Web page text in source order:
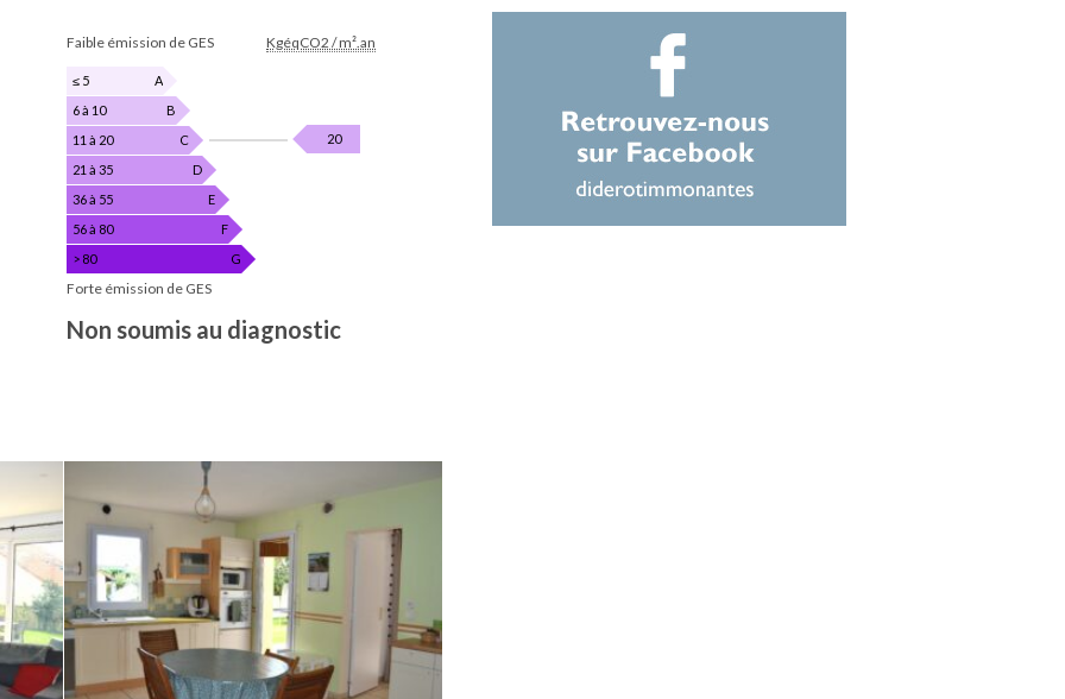
DE
GAZ
À
EFFET
DE
SERRE
Faible émission de GES KgéqCO2 / m².an
≤ 5
A
6 à 10
B
11 à 20
C
21 à 35
D
36 à 55
E
56 à 80
F
> 80
G
20KgéqCO2
Forte émission de GES
Non soumis au diagnostic